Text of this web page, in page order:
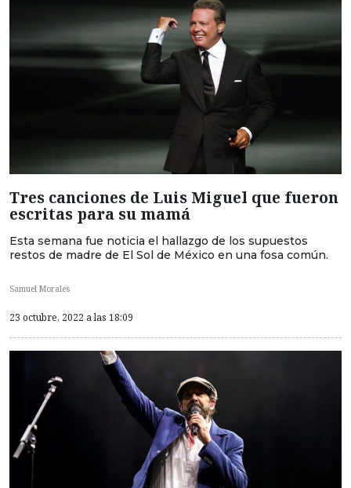
Tres canciones de Luis Miguel que fueron
escritas para su mamá
Esta semana fue noticia el hallazgo de los supuestos
restos de madre de El Sol de México en una fosa común.
Samuel Morales
23 octubre, 2022 a las 18:09